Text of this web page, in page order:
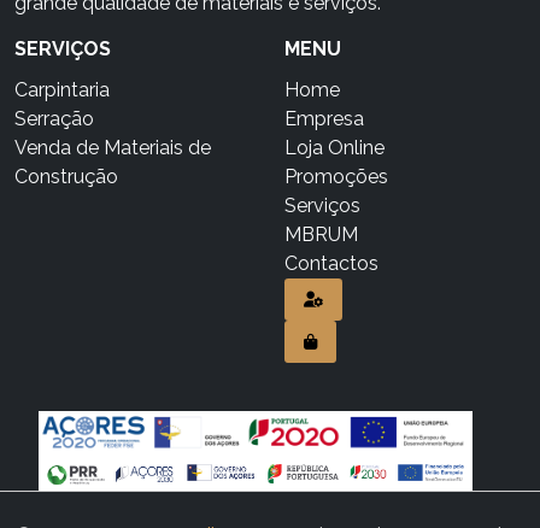
SERVIÇOS
Carpintaria
Serração
Venda de Materiais de
Construção
MENU
Home
Empresa
Loja Online
Promoções
Serviços
MBRUM
Contactos